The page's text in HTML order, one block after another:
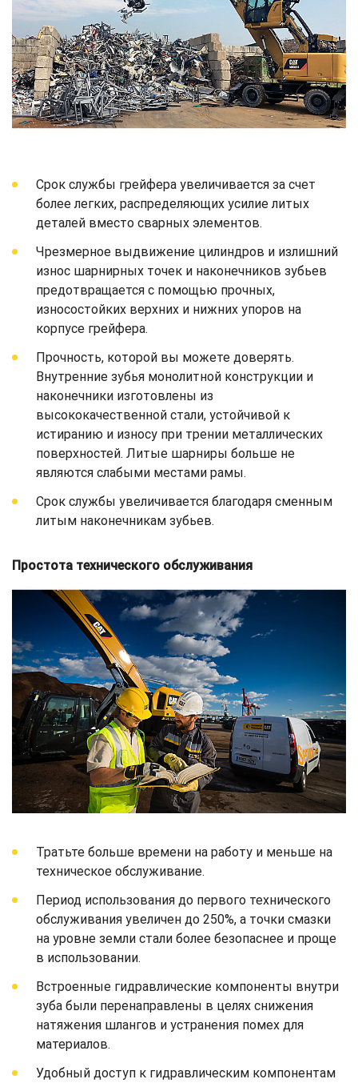
Срок службы грейфера увеличивается за счет
более легких, распределяющих усилие литых
деталей вместо сварных элементов.
Чрезмерное выдвижение цилиндров и излишний
износ шарнирных точек и наконечников зубьев
предотвращается с помощью прочных,
износостойких верхних и нижних упоров на
корпусе грейфера.
Прочность, которой вы можете доверять.
Внутренние зубья монолитной конструкции и
наконечники изготовлены из
высококачественной стали, устойчивой к
истиранию и износу при трении металлических
поверхностей. Литые шарниры больше не
являются слабыми местами рамы.
Срок службы увеличивается благодаря сменным
литым наконечникам зубьев.
Простота технического обслуживания
Тратьте больше времени на работу и меньше на
техническое обслуживание.
Период использования до первого технического
обслуживания увеличен до 250%, а точки смазки
на уровне земли стали более безопаснее и проще
в использовании.
Встроенные гидравлические компоненты внутри
зуба были перенаправлены в целях снижения
натяжения шлангов и устранения помех для
материалов.
Удобный доступ к гидравлическим компонентам